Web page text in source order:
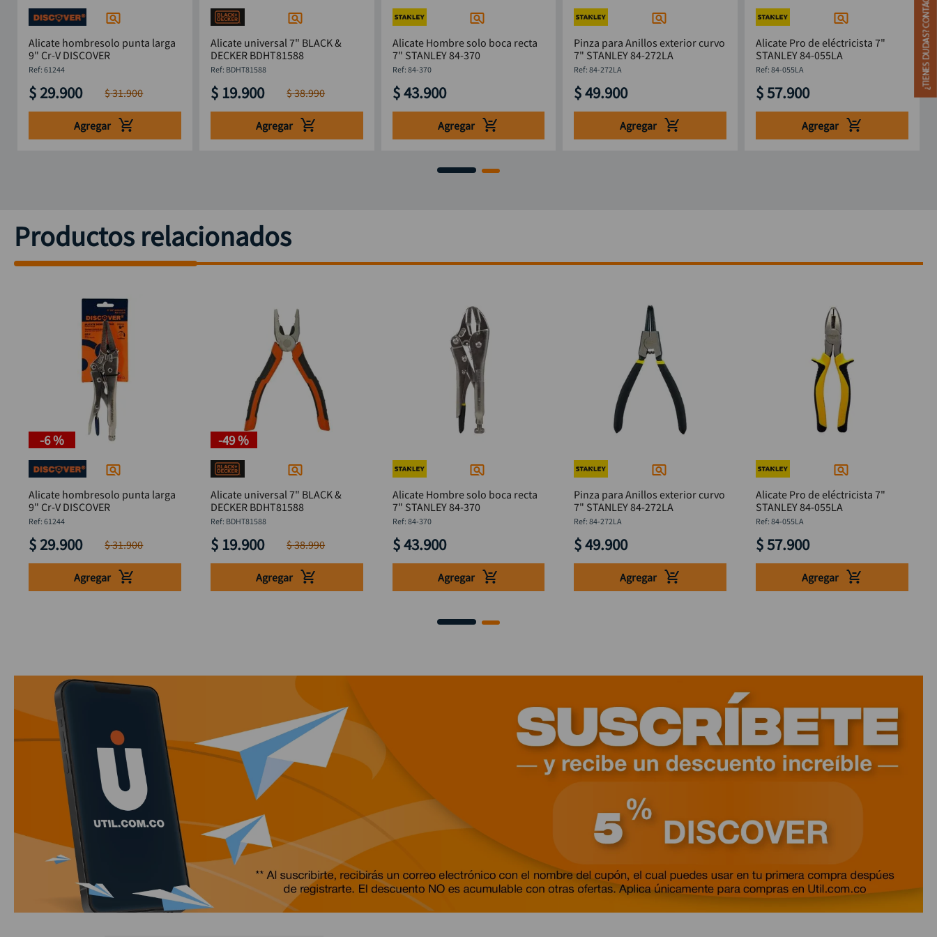
Alicate hombresolo punta larga
9" Cr-V DISCOVER
: 61244
$ 29.900 $31.900
Agregar
Alicate universal 7" BLACK &
DECKER BDHT81588
: BDHT81588
$ 19.900 $38.990
Agregar
Alicate Hombre solo boca recta
7" STANLEY 84-370
: 84-370
$43.900
Agregar
Pinza para Anillos exterior curvo
7" STANLEY 84-272LA
:84-272LA
$49.900
Agregar
Alicate Pro de eléctricista 7"
STANLEY 84-055LA
:84-055LA
$57.900
Agregar
Productos relacionados
-6 %
Alicate hombresolo punta larga
9" Cr-V DISCOVER
: 61244
$ 29.900 $31.900
Agregar
-49 %
Alicate universal 7" BLACK &
DECKER BDHT81588
: BDHT81588
$ 19.900 $38.990
Agregar
Alicate Hombre solo boca recta
7" STANLEY 84-370
: 84-370
$43.900
Agregar
Pinza para Anillos exterior curvo
7" STANLEY 84-272LA
:84-272LA
$49.900
Agregar
Alicate Pro de eléctricista 7"
STANLEY 84-055LA
:84-055LA
$57.900
Agregar